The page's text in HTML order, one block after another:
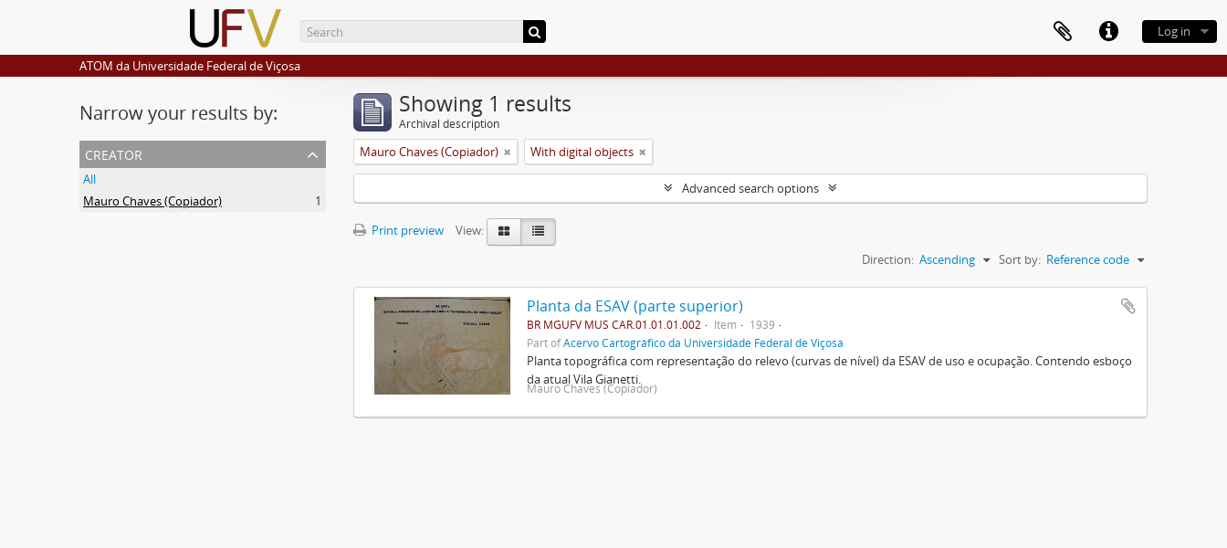
Log in
ATOM da Universidade Federal de Viçosa
Narrow your results by:
creator
All
Mauro Chaves (Copiador)
1
Showing 1 results
Archival description
Mauro Chaves (Copiador) With digital objects
Advanced search options
Print preview
View:
Sort by: Reference code
Direction: Ascending
Planta da ESAV (parte superior)
BR MGUFV MUS CAR.01.01.01.002 Item
1939
Part ofAcervo Cartográfico da Universidade Federal de Viçosa
Planta topográfica com representação do relevo (curvas de nível) da ESAV de uso e ocupação. Contendo esboço
da atual Vila Gianetti.
Mauro Chaves (Copiador)